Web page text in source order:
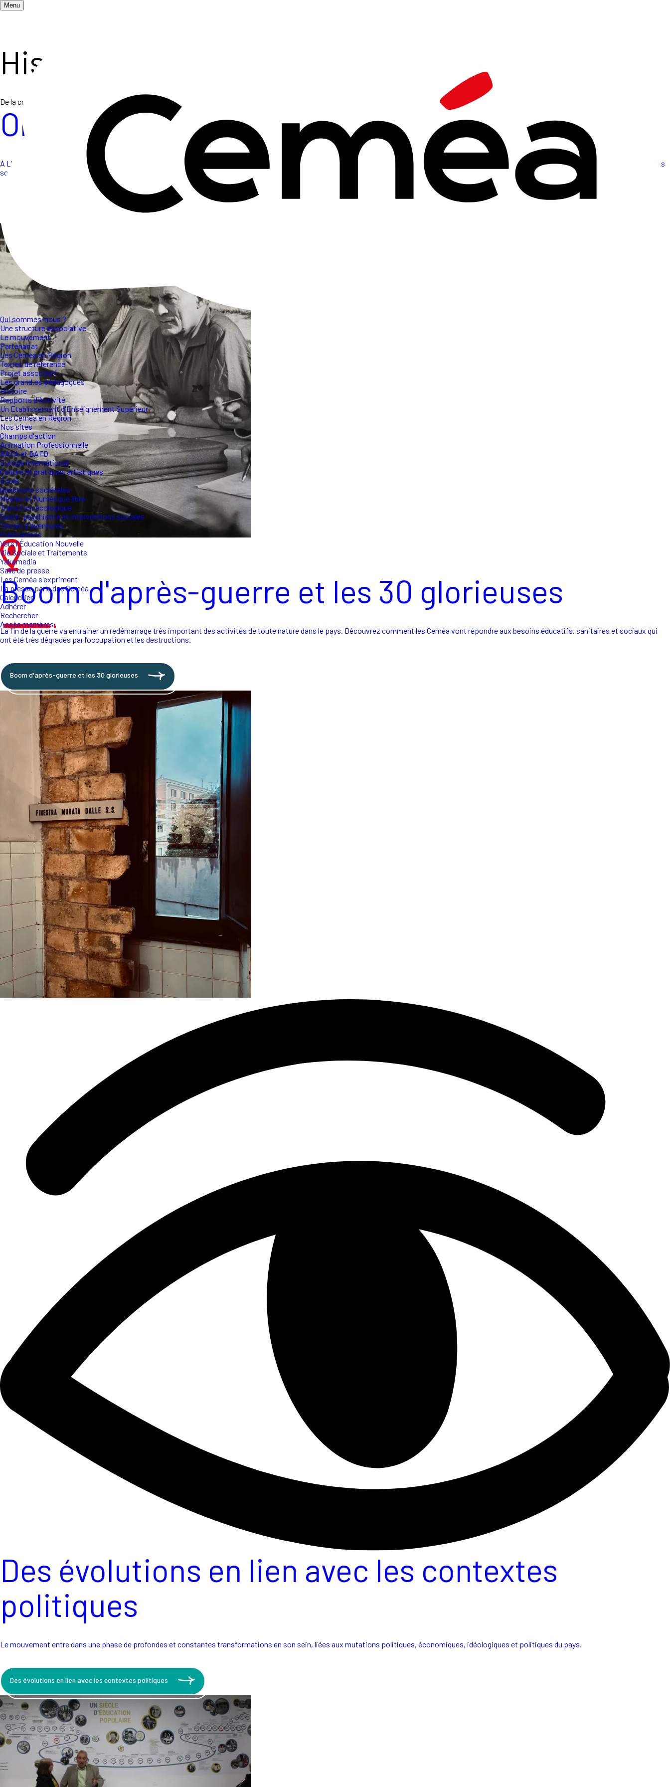
Menu
Qui sommes-nous ?
Une structure associative
Le mouvement
Partenariat
Les Ceméa en Région
Textes de référence
Projet associatif
Les grand.es pédagogues
Histoire
Rapports d'Activité
Un Etablissement d'Enseignement Supérieur
Les Ceméa en Région
Nos sites
Champs d'action
Animation Professionnelle
BAFA et BAFD
Europe international
Culture et pratiques artistiques
École
Questions sociétales
Médias et Numérique libre
Transition écologique
Santé, psychiatrie et interventions sociales
Terrain d'aventures
Publications
Vers l'Éducation Nouvelle
Vie Sociale et Traitements
Yakamedia
Salle de presse
Les Ceméa s'expriment
La presse parle des Ceméa
Calendrier
Adhérer
Rechercher
Accès membres
Histoire des Ceméa
De la création des Ceméa jusqu'à nos jours, près de 90 ans d'histoire, de mise en œuvre de projets audacieux et de mise en application bouillonnante d’idées neuves.
Origine des Ceméa 1937-45
À L’origine de la naissance des Ceméa il y a l’histoire d’une époque, celle de 1936 et du Front Populaire, époque pleine de promesses, de projets audacieux, de bouillonnement d’idées neuves et de réformes
sociales.
Boom d'après-guerre et les 30 glorieuses
La fin de la guerre va entrainer un redémarrage très important des activités de toute nature dans le pays. Découvrez comment les Ceméa vont répondre aux besoins éducatifs, sanitaires et sociaux qui
ont été très dégradés par l’occupation et les destructions.
Boom d'après-guerre et les 30 glorieuses
Des évolutions en lien avec les contextes
politiques
Le mouvement entre dans une phase de profondes et constantes transformations en son sein, liées aux mutations politiques, économiques, idéologiques et politiques du pays.
Des évolutions en lien avec les contextes politiques